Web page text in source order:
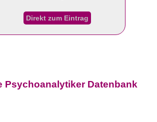
Direkt zum Eintrag
Psychoanalytiker Datenbank